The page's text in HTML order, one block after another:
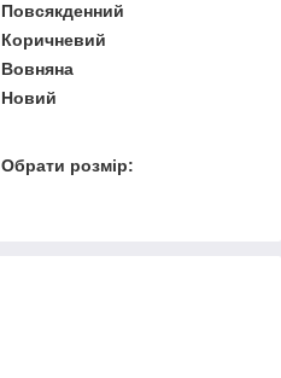
Повсякденний
Коричневий
Вовняна
Новий
Обрати розмір: